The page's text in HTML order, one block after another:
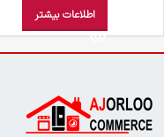
اطلاعات بیشتر